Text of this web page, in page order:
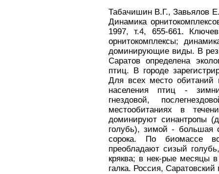
Табачишин В.Г., Завьялов
Динамика
1997, т.4, 655-661.
орнитокомплексы;
доминирующие виды. В рез-
Саратов определена
птиц. В городе
Для всех место обитаний
населения птиц -
гнездовой,
местообитаниях в
доминируют синантропы
голубь), зимой - большая
сорока. По биомассе
преобладают сизый
кряква; в нек-рые месяцы
галка. Россия,